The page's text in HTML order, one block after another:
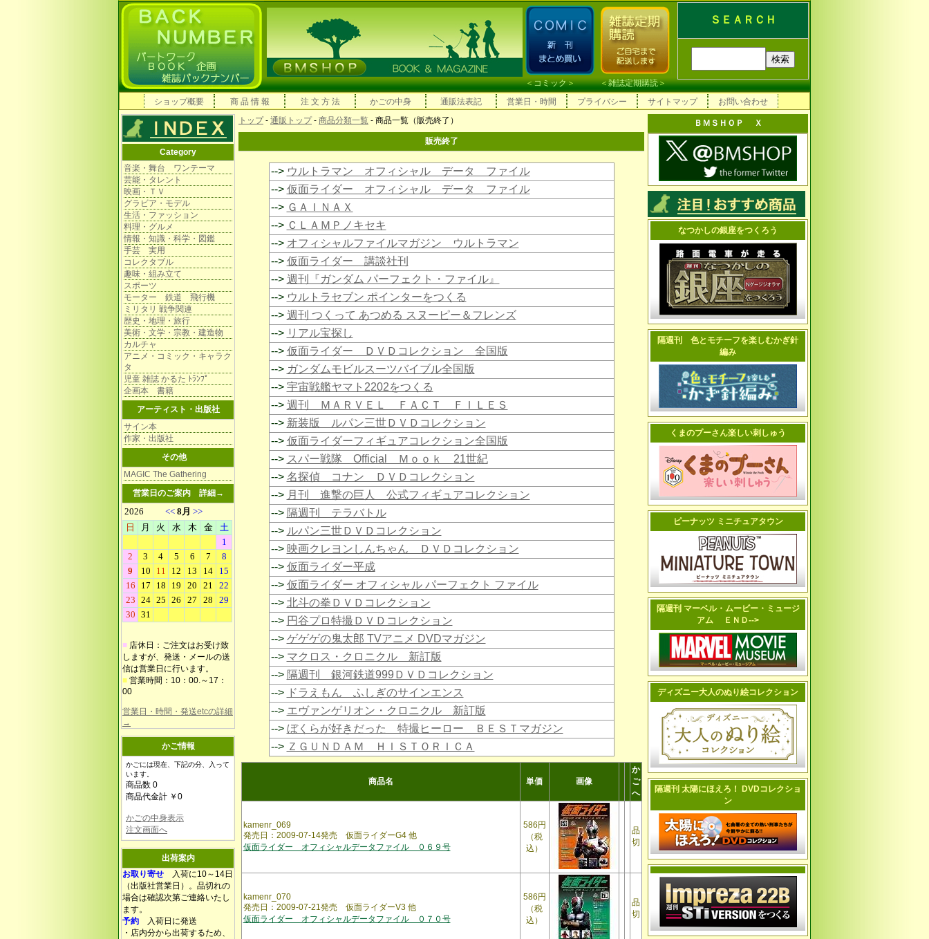
ＳＥＡＲＣＨ
＜コミック＞ ＜雑誌定期購読＞
ショップ概要
商 品 情 報 注 文 方 法 かごの中身 通販法表記 営業日・時間 プライバシー サイトマップ お問い合わせ
Category
音楽・舞台 ワンテーマ
芸能・タレント
映画・ＴＶ
グラビア・モデル
生活・ファッション
料理・グルメ
情報・知識・科学・図鑑
手芸 実用
コレクタブル
趣味・組み立て
スポーツ
モーター 鉄道 飛行機
ミリタリ 戦争関連
歴史・地理・旅行
美術・文学・宗教・建造物
カルチャ
アニメ・コミック・キャラク
タ
児童 雑誌 かるた ﾄﾗﾝﾌﾟ
企画本 書籍
アーティスト・出版社
サイン本
作家・出版社
その他
MAGIC The Gathering
営業日のご案内 詳細→
■ 店休日：ご注文はお受け致
しますが、発送・メールの送
信は営業日に行います。
■ 営業時間：10：00.～17：
00
営業日・時間・発送etcの詳細
→
かご情報
かごには現在、下記の分、入って
います。
商品数 0
商品代金計 ￥0
かごの中身表示
注文画面へ
出荷案内
お取り寄せ 入荷に10～14日
（出版社営業日）。品切れの
場合は確認次第ご連絡いたし
ます。
予約 入荷日に発送
・店内分から出荷するため、
トップ- 通販トップ- 商品分類一覧 - 商品一覧（販売終了）
販売終了
--> ウルトラマン オフィシャル データ ファイル
--> 仮面ライダー オフィシャル データ ファイル
--> ＧＡＩＮＡＸ
--> ＣＬＡＭＰノキセキ
--> オフィシャルファイルマガジン ウルトラマン
--> 仮面ライダー 講談社刊
--> 週刊『ガンダム パーフェクト・ファイル』
--> ウルトラセブン ポインターをつくる
--> 週刊 つくって あつめる スヌーピー＆フレンズ
--> リアル宝探し
--> 仮面ライダー ＤＶＤコレクション 全国版
--> ガンダムモビルスーツバイブル全国版
--> 宇宙戦艦ヤマト2202をつくる
--> 週刊 ＭＡＲＶＥＬ ＦＡＣＴ ＦＩＬＥＳ
--> 新装版 ルパン三世ＤＶＤコレクション
--> 仮面ライダーフィギュアコレクション全国版
--> スパー戦隊 Official Ｍｏｏｋ 21世紀
--> 名探偵 コナン ＤＶＤコレクション
--> 月刊 進撃の巨人 公式フィギュアコレクション
--> 隔週刊 テラバトル
--> ルパン三世ＤＶＤコレクション
--> 映画クレヨンしんちゃん ＤＶＤコレクション
--> 仮面ライダー平成
--> 仮面ライダー オフィシャル パーフェクト ファイル
--> 北斗の拳ＤＶＤコレクション
--> 円谷プロ特撮ＤＶＤコレクション
--> ゲゲゲの鬼太郎 TVアニメ DVDマガジン
--> マクロス・クロニクル 新訂版
--> 隔週刊 銀河鉄道999ＤＶＤコレクション
--> ドラえもん ふしぎのサインエンス
--> エヴァンゲリオン・クロニクル 新訂版
--> ぼくらが好きだった 特撮ヒーロー ＢＥＳＴマガジン
--> ＺＧＵＮＤＡＭ ＨＩＳＴＯＲＩＣＡ
商品名 単価 画像
か
ご
へ
kamenr_069
発売日：2009-07-14発売 仮面ライダーG4 他
仮面ライダー オフィシャルデータファイル ０６９号
586円
（税
込）
品
切
kamenr_070
発売日：2009-07-21発売 仮面ライダーV3 他
仮面ライダー オフィシャルデータファイル ０７０号
586円
（税
込）
品
切
ＢＭＳＨＯＰ Ｘ
なつかしの銀座をつくろう
隔週刊 色とモチーフを楽しむかぎ針
編み
くまのプーさん楽しい刺しゅう
ピーナッツ ミニチュアタウン
隔週刊 マーベル・ムービー・ミュージ
アム ＥＮＤ-->
ディズニー大人のぬり絵コレクション
隔週刊 太陽にほえろ！ DVDコレクショ
ン